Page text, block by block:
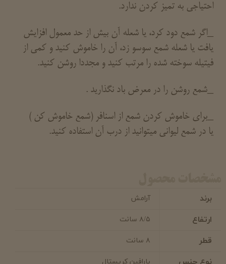
احتیاجی به تمیز کردن ندارد.
_اگر شمع دود کرد، یا شعله آن بیش از حد معمول افزایش
یافت یا شعله شمع سوسو زد، آن را خاموش کنید و کمی از
فیتیله سوخته شده را مرتب کنید و مجددا روشن کنید.
_شمع روشن را در معرض باد نگذارید .
_برای خاموش کردن شمع از اسنافر (شمع خاموش کن )
یا در شمع لیوانی میتوانید از درب آن استفاده کنید.
برند آرامش
ارتفاع ۸/۵ سانت
قطر ۸ سانت
پارافین کریستال